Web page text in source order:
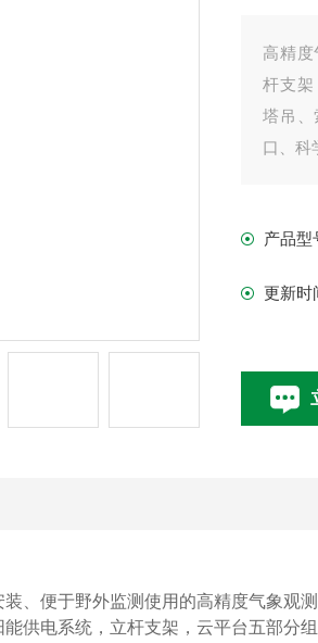
高精度
杆支架
塔吊、
口、科
产品型
更新时
、便于野外监测使用的高精度气象观测
供电系统，立杆支架，云平台五部分